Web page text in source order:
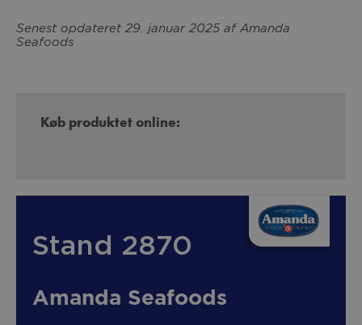
Senest opdateret 29. januar 2025 af Amanda
Seafoods
Køb produktet online:
Stand 2870
Amanda Seafoods